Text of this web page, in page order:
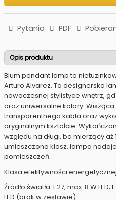
Pytania PDF
Opis produktu
Blum pendant lamp to
Arturo Alvarez. Ta designerska
nowoczesnej stylistyce wnętrz,
oraz uniwersalne kolory.
transparentnego kabla oraz
oryginalnym kształcie.
względu na długi, bo mierzący aż
umieszczono klosz, lampa
pomieszczeń.
Klasa efektywności
Źródło światła: E27, max. 8 W LED;
LED (brak w zestawie).